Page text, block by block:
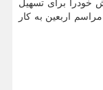
خودرا برای تسهیل
اربعین به کار